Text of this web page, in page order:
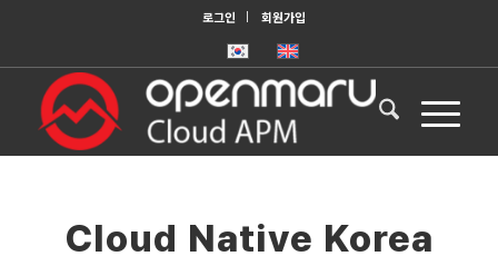
로그인 회원가입
Cloud Native Korea